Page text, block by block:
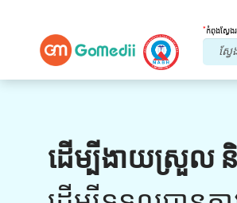
*កំពុងស្វែង
ដើម្បីងាយស្រួល
អត្ថប្រយោជន៍របស់យើង។
ការព្យាបាលក្រោយតា
ការថែទាំ